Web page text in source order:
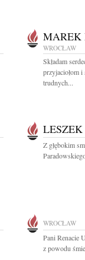
MAREK
WROCŁAW
Składam
przyjaciołom
trudnych...
Z głębokim
WROCŁAW
Pani Renacie
z powodu